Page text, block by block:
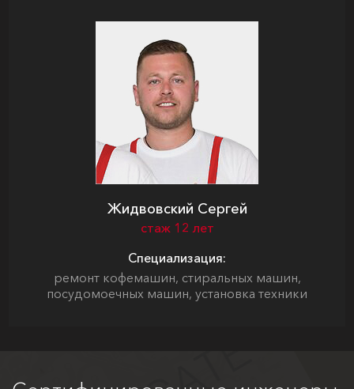
Жидвовский Сергей
стаж 12 лет
Специализация:
ремонт кофемашин, стиральных машин,
посудомоечных машин, установка техники